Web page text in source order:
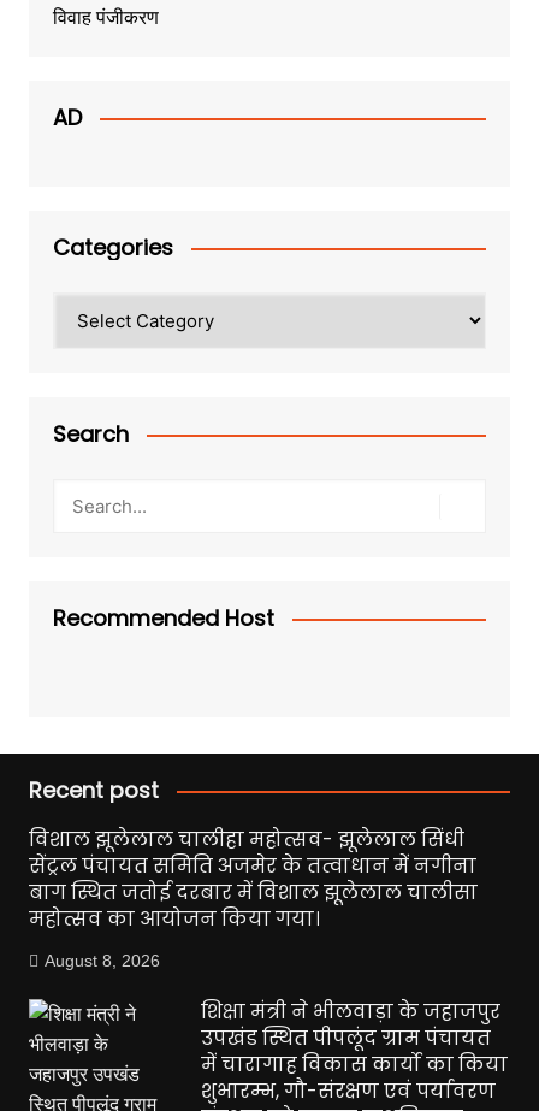
विवाह पंजीकरण
AD
Categories
Search
Recommended Host
Recent post
विशाल झूलेलाल चालीहा महोत्सव- झूलेलाल सिंधी
सेंट्रल पंचायत समिति अजमेर के तत्वाधान में नगीना
बाग स्थित जतोई दरबार में विशाल झूलेलाल चालीसा
महोत्सव का आयोजन किया गया।
August 8, 2026
शिक्षा मंत्री ने भीलवाड़ा के जहाजपुर
उपखंड स्थित पीपलूंद ग्राम पंचायत
में चारागाह विकास कार्यो का किया
शुभारम्भ, गौ-संरक्षण एवं पर्यावरण